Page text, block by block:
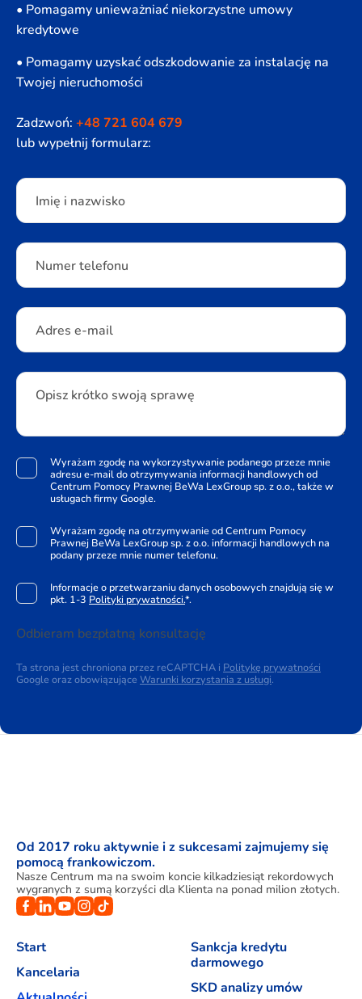
• Pomagamy unieważniać niekorzystne umowy
kredytowe
• Pomagamy uzyskać odszkodowanie za instalację na
Twojej nieruchomości
Zadzwoń: +48 721 604 679
lub wypełnij formularz:
Please leave this field empty.
Imię i nazwisko
Numer telefonu
Adres e-mail
Opisz krótko swoją sprawę
Wyrażam zgodę na wykorzystywanie podanego przeze mnie
adresu e-mail do otrzymywania informacji handlowych od
Centrum Pomocy Prawnej BeWa LexGroup sp. z o.o., także w
usługach firmy Google.
Wyrażam zgodę na otrzymywanie od Centrum Pomocy
Prawnej BeWa LexGroup sp. z o.o. informacji handlowych na
podany przeze mnie numer telefonu.
Informacje o przetwarzaniu danych osobowych znajdują się w
pkt. 1-3 Polityki prywatności.*.
Odbieram bezpłatną konsultację
Ta strona jest chroniona przez reCAPTCHA i Politykę prywatności
Google oraz obowiązujące Warunki korzystania z usługi.
Od 2017 roku aktywnie i z sukcesami zajmujemy się
pomocą frankowiczom.
Nasze Centrum ma na swoim koncie kilkadziesiąt rekordowych
wygranych z sumą korzyści dla Klienta na ponad milion złotych.
Start
Kancelaria
Sankcja kredytu
darmowego
SKD analizy umów